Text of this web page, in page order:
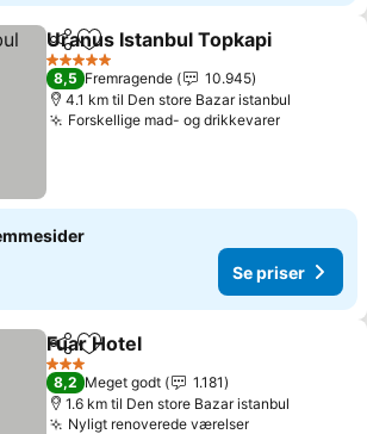
Del Føj til favoritter
Uranus Istanbul Topkapi
5 Stjerner
8,5 Fremragende
10.945
4.1 km til Den store Bazar istanbul
Forskellige mad- og drikkevarer
Se priser
Del Føj til favoritter
Fuar Hotel
3 Stjerner
8,2 Meget godt
1.181
1.6 km til Den store Bazar istanbul
Nyligt renoverede værelser